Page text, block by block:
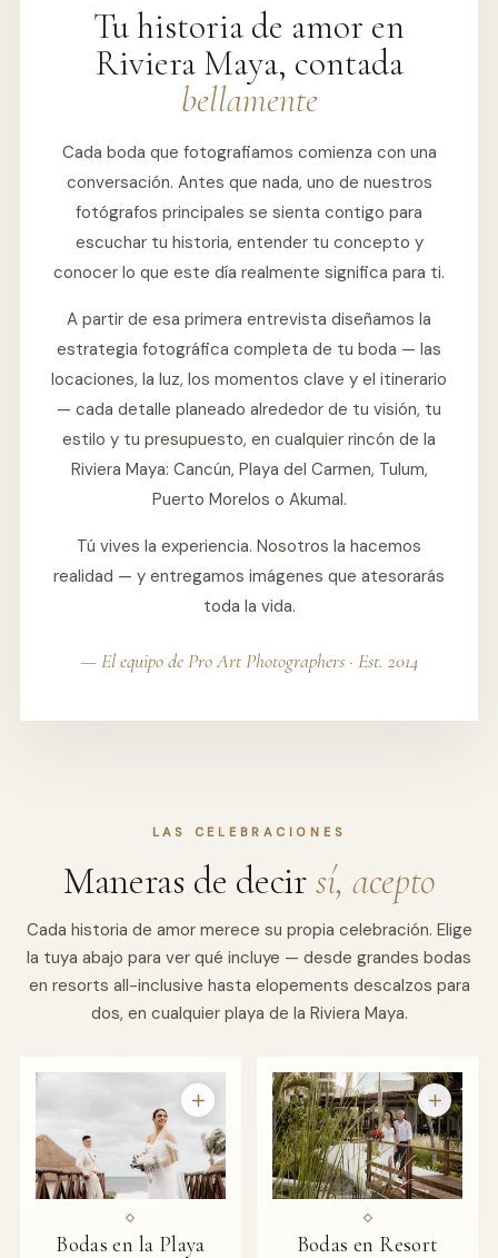
Tu historia de amor en
Riviera Maya, contada
bellamente
Cada boda que fotografiamos comienza con una
conversación. Antes que nada, uno de nuestros
fotógrafos principales se sienta contigo para
escuchar tu historia, entender tu concepto y
conocer lo que este día realmente significa para ti.
A partir de esa primera entrevista diseñamos la
estrategia fotográfica completa de tu boda — las
locaciones, la luz, los momentos clave y el itinerario
— cada detalle planeado alrededor de tu visión, tu
estilo y tu presupuesto, en cualquier rincón de la
Riviera Maya: Cancún, Playa del Carmen, Tulum,
Puerto Morelos o Akumal.
Tú vives la experiencia. Nosotros la hacemos
realidad — y entregamos imágenes que atesorarás
toda la vida.
— El equipo de Pro Art Photographers · Est. 2014
LAS CELEBRACIONES
Maneras de decirsí, acepto
Cada historia de amor merece su propia celebración. Elige
la tuya abajo para ver qué incluye — desde grandes bodas
en resorts all-inclusive hasta elopements descalzos para
dos, en cualquier playa de la Riviera Maya.
Bodas en la Playa Bodas en Resort